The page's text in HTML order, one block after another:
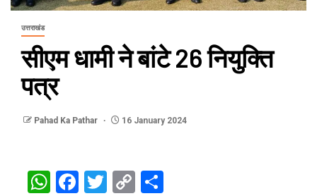
उत्तराखंड
सीएम धामी ने बांटे 26 नियुक्ति
पत्र
Pahad Ka Pathar 16 January 2024
WhatsApp
Facebook
Twitter
Copy